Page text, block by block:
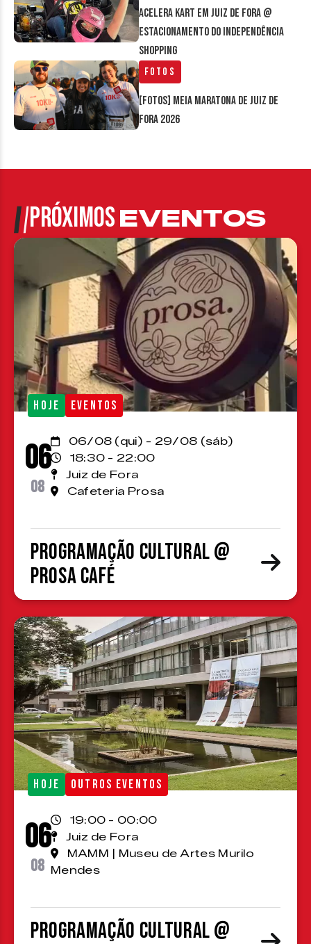
Acelera Kart em Juiz de Fora @
estacionamento do Independência
Shopping
Fotos
[FOTOS] Meia Maratona de Juiz de
Fora 2026
PRÓXIMOSEVENTOS
HOJE EVENTOS
06
08
06/08 (qui) - 29/08 (sáb)
18:30 - 22:00
Juiz de Fora
Cafeteria Prosa
Programação cultural @
Prosa Café
HOJE OUTROS EVENTOS
06
08
19:00 - 00:00
Juiz de Fora
MAMM | Museu de Artes Murilo
Mendes
Programação cultural @